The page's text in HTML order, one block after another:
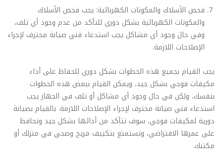
فحص الأسلاك والمكونات الكهربائية: يجب فحص الأسلاك
والمكونات الكهربائية بشكل دوري للتأكد من عدم وجود أي تلف،
وفي حال وجود أي مشاكل يجب استدعاء فني صيانة محترف لإجراء
الإصلاحات اللازمة.
يجب القيام بجميع هذه الخطوات بشكل دوري للحفاظ على أداء
مكيفات فوجي بشكل جيد، ويمكن القيام ببعض هذه الخطوات
بنفسك، ولكن في حال وجود أي مشاكل أو تلف في الجهاز يجب
استدعاء فني صيانة محترف لإجراء الإصلاحات اللازمة. بالقيام بصيانة
دورية لمكيفات فوجي، سوف تتأكد من أدائها بشكل جيد وتحافظ
على عمرها الافتراضي، وتستمتع بتكييف مريح وصحي في منزلك أو
مكتبك.